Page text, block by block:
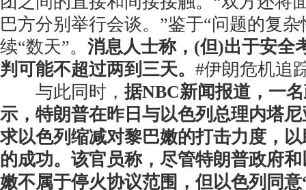
巴方分别举行会谈。”鉴于“问题的复
续“数天”。 消息人士称，(但)出于安全
判可能不超过两到三天。 #伊朗危机追
与此同时， 据NBC新闻报道，一
示，特朗普在昨日与以色列总理内塔
求以色列缩减对黎巴嫩的打击力度，
的成功。该官员称，尽管特朗普政府
嫩不属于停火协议范围，但以色列同